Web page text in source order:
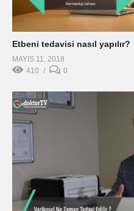
Etbeni tedavisi nasıl yapılır?
MAYIS 11, 2018
410
0